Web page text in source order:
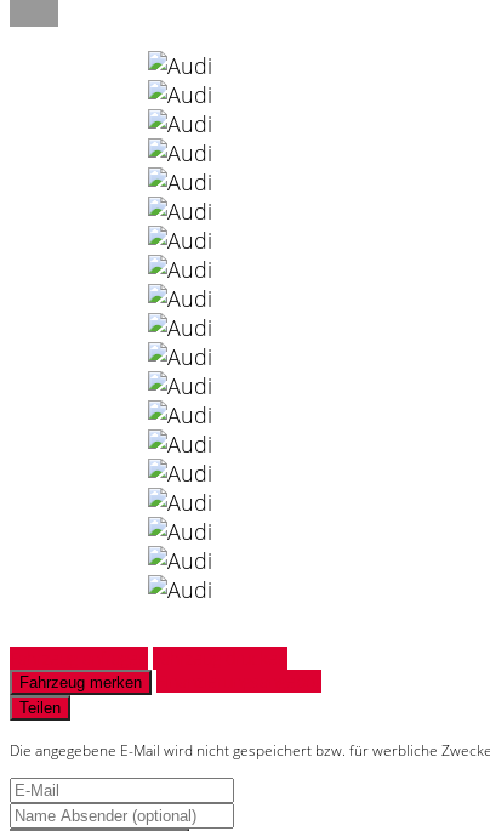
Fahrzeug merken
Teilen
Die angegebene E-Mail wird nicht gespeichert bzw. für werbliche